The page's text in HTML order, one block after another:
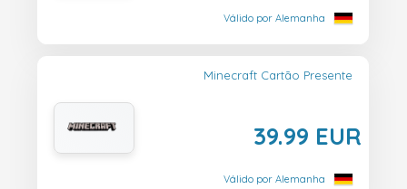
Válido por Alemanha
Minecraft Cartão Presente
39.99 EUR
Válido por Alemanha